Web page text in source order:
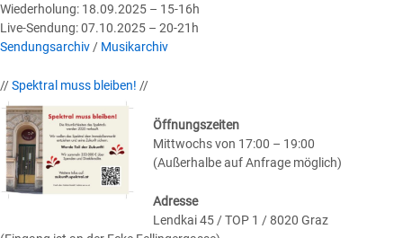
Wiederholung: 18.09.2025 – 15-16h
Live-Sendung: 07.10.2025 – 20-21h
Sendungsarchiv / Musikarchiv
//Spektral muss bleiben! //
Öffnungszeiten
Mittwochs von 17:00 – 19:00
(Außerhalbe auf Anfrage möglich)
Adresse
Lendkai 45 / TOP 1 / 8020 Graz